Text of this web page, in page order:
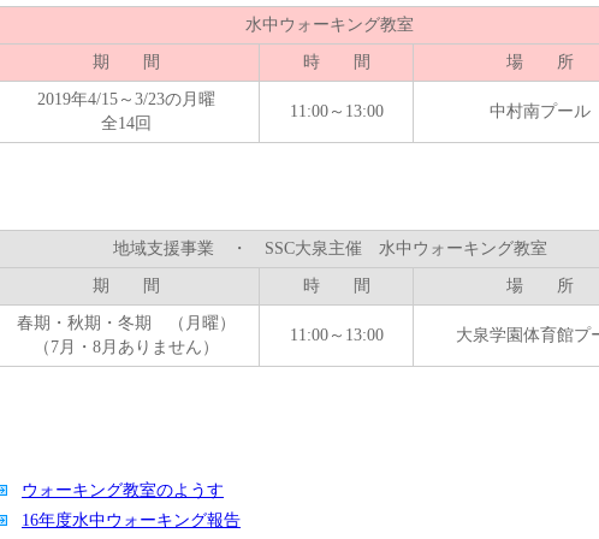
水中ウォーキング教室
期 間 時 間 場 所
2019年4/15～3/23の月曜
全14回
11:00～13:00 中村南プール
地域支援事業 ・ SSC大泉主催 水中ウォーキング教室
期 間 時 間 場 所
春期・秋期・冬期 （月曜）
（7月・8月ありません）
11:00～13:00 大泉学園体育館プ
ウォーキング教室のようす
16年度水中ウォーキング報告